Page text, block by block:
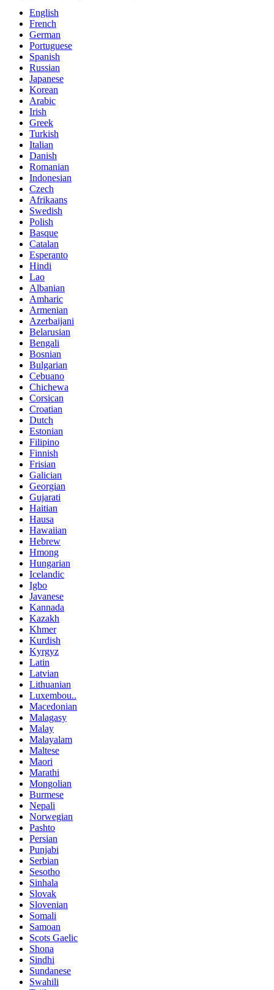
English
French
German
Portuguese
Spanish
Russian
Japanese
Korean
Arabic
Irish
Greek
Turkish
Italian
Danish
Romanian
Indonesian
Czech
Afrikaans
Swedish
Polish
Basque
Catalan
Esperanto
Hindi
Lao
Albanian
Amharic
Armenian
Azerbaijani
Belarusian
Bengali
Bosnian
Bulgarian
Cebuano
Chichewa
Corsican
Croatian
Dutch
Estonian
Filipino
Finnish
Frisian
Galician
Georgian
Gujarati
Haitian
Hausa
Hawaiian
Hebrew
Hmong
Hungarian
Icelandic
Igbo
Javanese
Kannada
Kazakh
Khmer
Kurdish
Kyrgyz
Latin
Latvian
Lithuanian
Luxembou..
Macedonian
Malagasy
Malay
Malayalam
Maltese
Maori
Marathi
Mongolian
Burmese
Nepali
Norwegian
Pashto
Persian
Punjabi
Serbian
Sesotho
Sinhala
Slovak
Slovenian
Somali
Samoan
Scots Gaelic
Shona
Sindhi
Sundanese
Swahili